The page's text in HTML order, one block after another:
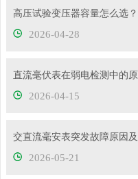
2026-04-28
2026-04-15
2026-05-21